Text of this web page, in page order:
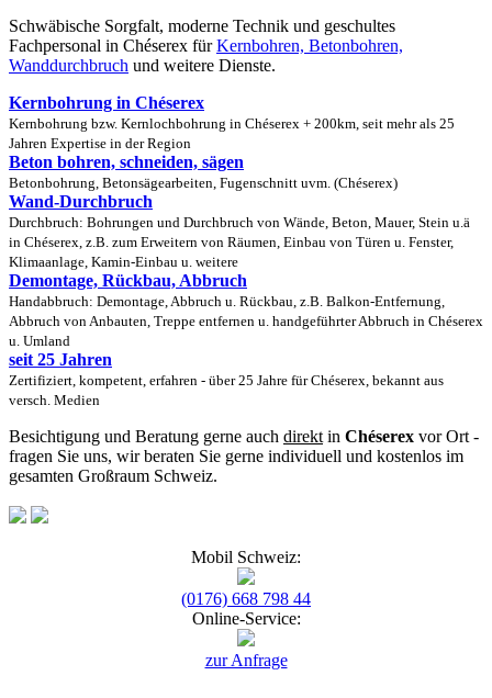
Schwäbische Sorgfalt, moderne Technik und geschultes
Fachpersonal in Chéserex fürKernbohren, Betonbohren,
Wanddurchbruch und weitere Dienste.
Kernbohrung in Chéserex
Kernbohrung bzw. Kernlochbohrung in Chéserex + 200km, seit mehr als 25
Jahren Expertise in der Region
Beton bohren, schneiden, sägen
Betonbohrung, Betonsägearbeiten, Fugenschnitt uvm. (Chéserex)
Wand-Durchbruch
Durchbruch: Bohrungen und Durchbruch von Wände, Beton, Mauer, Stein u.ä
in Chéserex, z.B. zum Erweitern von Räumen, Einbau von Türen u. Fenster,
Klimaanlage, Kamin-Einbau u. weitere
Demontage, Rückbau, Abbruch
Handabbruch: Demontage, Abbruch u. Rückbau, z.B. Balkon-Entfernung,
Abbruch von Anbauten, Treppe entfernen u. handgeführter Abbruch in Chéserex
u. Umland
seit 25 Jahren
Zertifiziert, kompetent, erfahren - über 25 Jahre für Chéserex, bekannt aus
versch. Medien
Besichtigung und Beratung gerne auch direkt in Chéserex vor Ort -
fragen Sie uns, wir beraten Sie gerne individuell und kostenlos im
gesamten Großraum Schweiz.
Mobil Schweiz:
(0176) 668 798 44
Online-Service:
zur Anfrage